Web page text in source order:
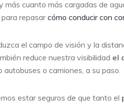
más cuanto más cargadas de
repasarcómo conducir con
el campo de visión y la
reduce nuestra visibilidad el
o camiones, a su paso.
estar seguros de que tanto el